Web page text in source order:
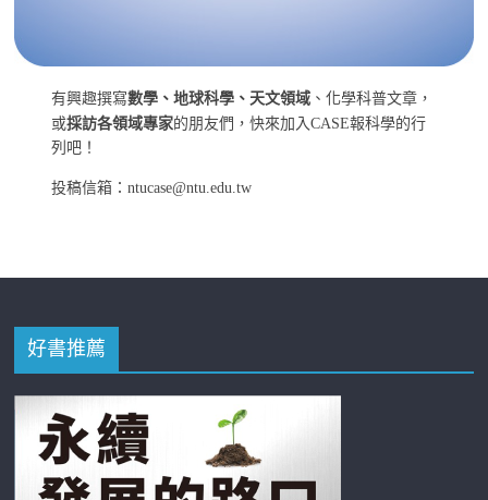
有興趣撰寫數學、地球科學、天文領域 、化學科普文章，
或採訪各領域專家的朋友們，快來加入CASE報科學的行
列吧！
投稿信箱：ntucase@ntu.edu.tw
好書推薦